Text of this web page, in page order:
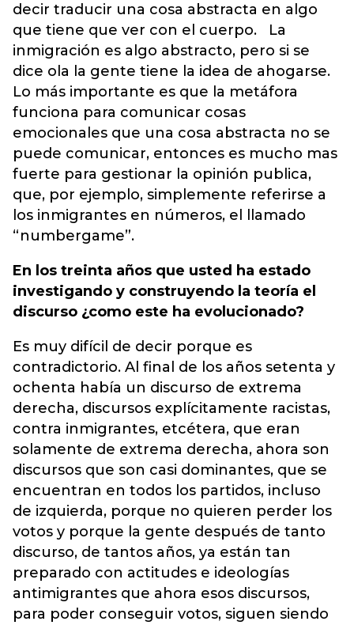
decir traducir una cosa abstracta en algo
que tiene que ver con el cuerpo. La
inmigración es algo abstracto, pero si se
dice ola la gente tiene la idea de ahogarse.
Lo más importante es que la metáfora
funciona para comunicar cosas
emocionales que una cosa abstracta no se
puede comunicar, entonces es mucho mas
fuerte para gestionar la opinión publica,
que, por ejemplo, simplemente referirse a
los inmigrantes en números, el llamado
“numbergame”.
En los treinta años que usted ha estado
investigando y construyendo la teoría el
discurso ¿como este ha evolucionado?
Es muy difícil de decir porque es
contradictorio. Al final de los años setenta y
ochenta había un discurso de extrema
derecha, discursos explícitamente racistas,
contra inmigrantes, etcétera, que eran
solamente de extrema derecha, ahora son
discursos que son casi dominantes, que se
encuentran en todos los partidos, incluso
de izquierda, porque no quieren perder los
votos y porque la gente después de tanto
discurso, de tantos años, ya están tan
preparado con actitudes e ideologías
antimigrantes que ahora esos discursos,
para poder conseguir votos, siguen siendo